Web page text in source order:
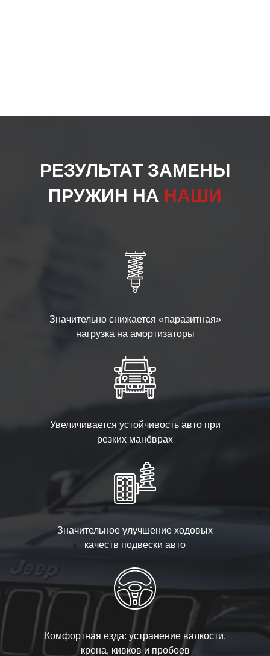
РЕЗУЛЬТАТ ЗАМЕНЫ
ПРУЖИН НА НАШИ
Значительно снижается «паразитная»
нагрузка на амортизаторы
Увеличивается устойчивость авто при
резких манёврах
Значительное улучшение ходовых
качеств подвески авто
Комфортная езда: устранение валкости,
крена, кивков и пробоев